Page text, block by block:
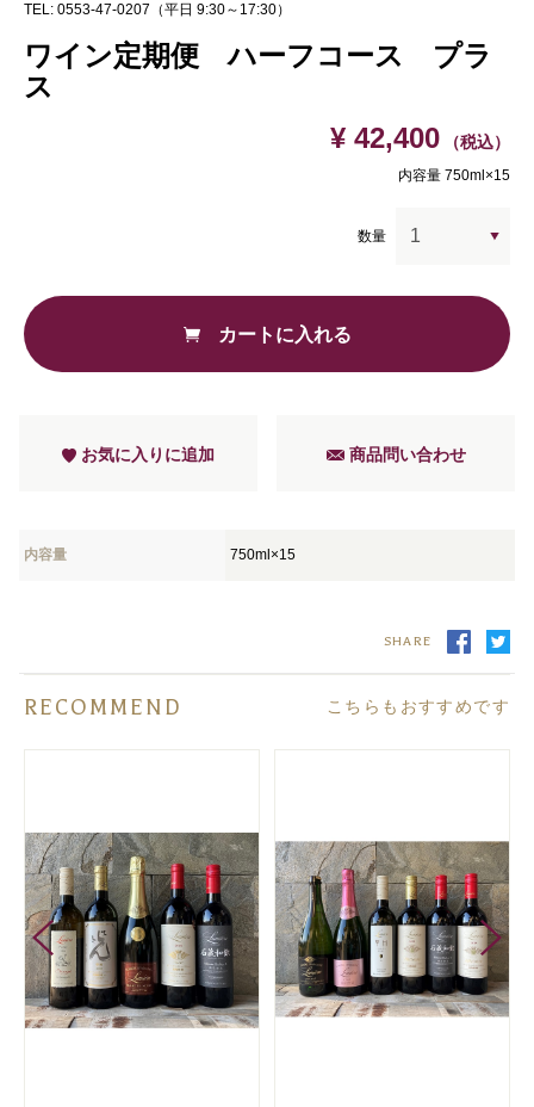
TEL: 0553-47-0207（平日 9:30～17:30）
ワイン定期便 ハーフコース プラ
ス
¥ 42,400
（税込）
内容量 750ml×15
数量
カートに入れる
お気に入りに追加 商品問い合わせ
内容量 750ml×15
SHARE
RECOMMEND こちらもおすすめです